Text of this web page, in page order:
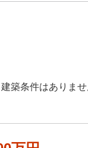
築条件はありま